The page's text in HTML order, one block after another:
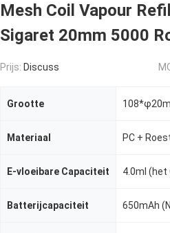
Mesh Coil Vapour
Sigaret 20mm 5000
Prijs: Discuss
Grootte
Materiaal PC +
E-vloeibare Capaciteit 4.0ml (het
Batterijcapaciteit 650mAh